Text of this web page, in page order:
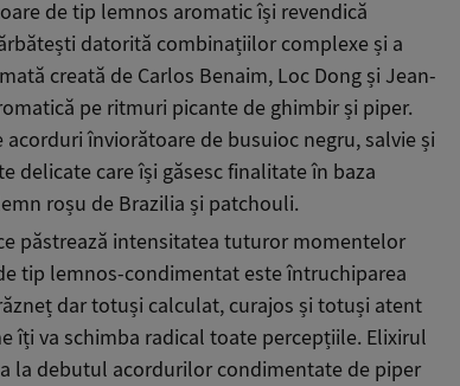
de tip lemnos aromatic își revendică
datorită combinațiilor complexe și a
creată de Carlos Benaim, Loc Dong și Jean-
pe ritmuri picante de ghimbir și piper.
înviorătoare de busuioc negru, salvie și
delicate care își găsesc finalitate în baza
roșu de Brazilia și patchouli.
păstrează intensitatea tuturor momentelor
tip lemnos-condimentat este întruchiparea
dar totuși calculat, curajos și totuși atent
îți va schimba radical toate percepțiile. Elixirul
la debutul acordurilor condimentate de piper